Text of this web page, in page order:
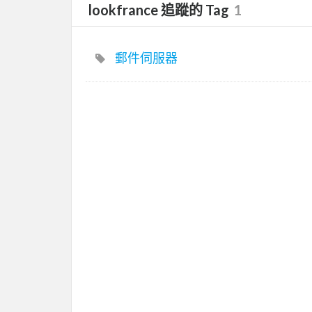
lookfrance 追蹤的 Tag 1
郵件伺服器